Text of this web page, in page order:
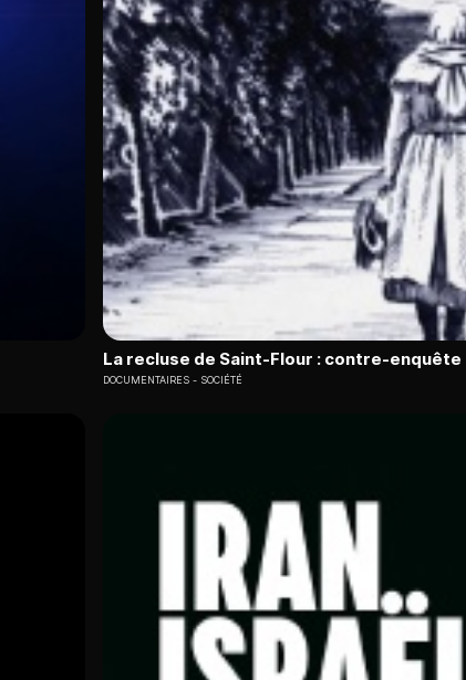
La recluse de Saint-Flour : contre-enquête
DOCUMENTAIRES SOCIÉTÉ